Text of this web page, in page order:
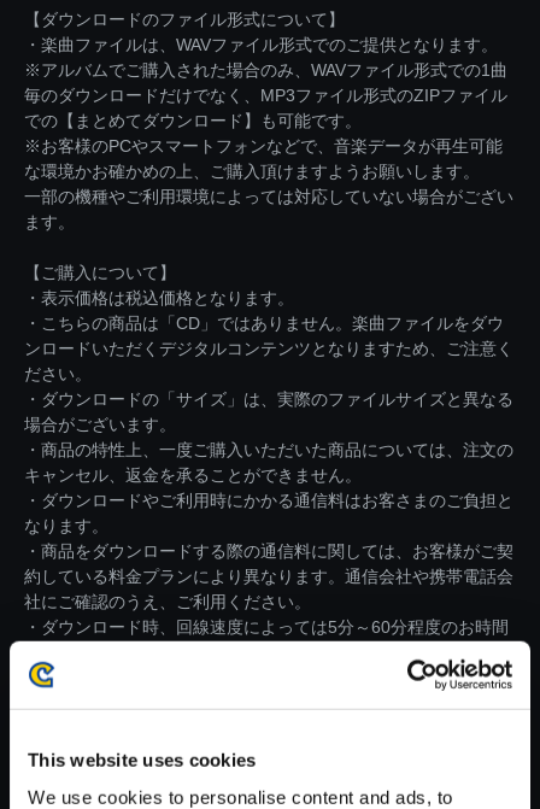
This website uses cookies
We use cookies to personalise content and ads, to
【ダウンロードのファイル形式について】
・楽曲ファイルは、WAVファイル形式でのご提供となります。
※アルバムでご購入された場合のみ、WAVファイル形式での1曲
毎のダウンロードだけでなく、MP3ファイル形式のZIPファイル
での【まとめてダウンロード】も可能です。
※お客様のPCやスマートフォンなどで、音楽データが再生可能
な環境かお確かめの上、ご購入頂けますようお願いします。
一部の機種やご利用環境によっては対応していない場合がござい
ます。
【ご購入について】
・表示価格は税込価格となります。
・こちらの商品は「CD」ではありません。楽曲ファイルをダウ
ンロードいただくデジタルコンテンツとなりますため、ご注意く
ださい。
・ダウンロードの「サイズ」は、実際のファイルサイズと異なる
場合がございます。
・商品の特性上、一度ご購入いただいた商品については、注文の
キャンセル、返金を承ることができません。
・ダウンロードやご利用時にかかる通信料はお客さまのご負担と
なります。
・商品をダウンロードする際の通信料に関しては、お客様がご契
約している料金プランにより異なります。通信会社や携帯電話会
社にご確認のうえ、ご利用ください。
・ダウンロード時、回線速度によっては5分～60分程度のお時間
※ご購入いただいたファイルのダウンロードの際には、通信環境